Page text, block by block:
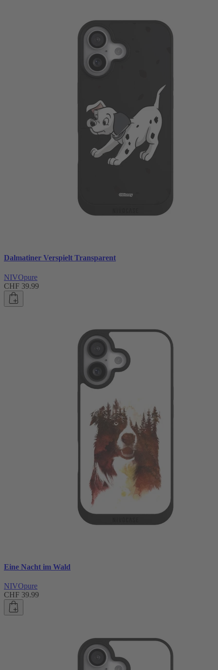
Dalmatiner Verspielt Transparent
NIVOpure
CHF 39.99
Eine Nacht im Wald
NIVOpure
CHF 39.99